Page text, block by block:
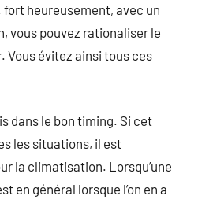
heureusement, avec un
vous pouvez rationaliser le
Vous évitez ainsi tous ces
dans le bon timing. Si cet
les situations, il est
la climatisation. Lorsqu’une
en général lorsque l’on en a